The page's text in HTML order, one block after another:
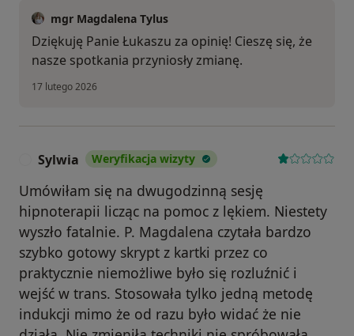
mgr Magdalena Tylus
Dziękuję Panie Łukaszu za opinię! Cieszę się, że
nasze spotkania przyniosły zmianę.
17 lutego 2026
Sylwia Weryfikacja wizyty
Umówiłam się na dwugodzinną sesję
hipnoterapii licząc na pomoc z lękiem. Niestety
wyszło fatalnie. P. Magdalena czytała bardzo
szybko gotowy skrypt z kartki przez co
praktycznie niemożliwe było się rozluźnić i
wejść w trans. Stosowała tylko jedną metodę
indukcji mimo że od razu było widać że nie